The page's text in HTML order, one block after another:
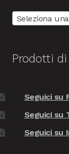
Seleziona
Prodotti
Seguici su
Seguici su
Seguici su